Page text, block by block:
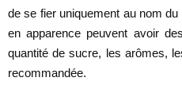
de se fier uniquement au nom
en apparence peuvent avoir
quantité de sucre, les arômes,
recommandée.